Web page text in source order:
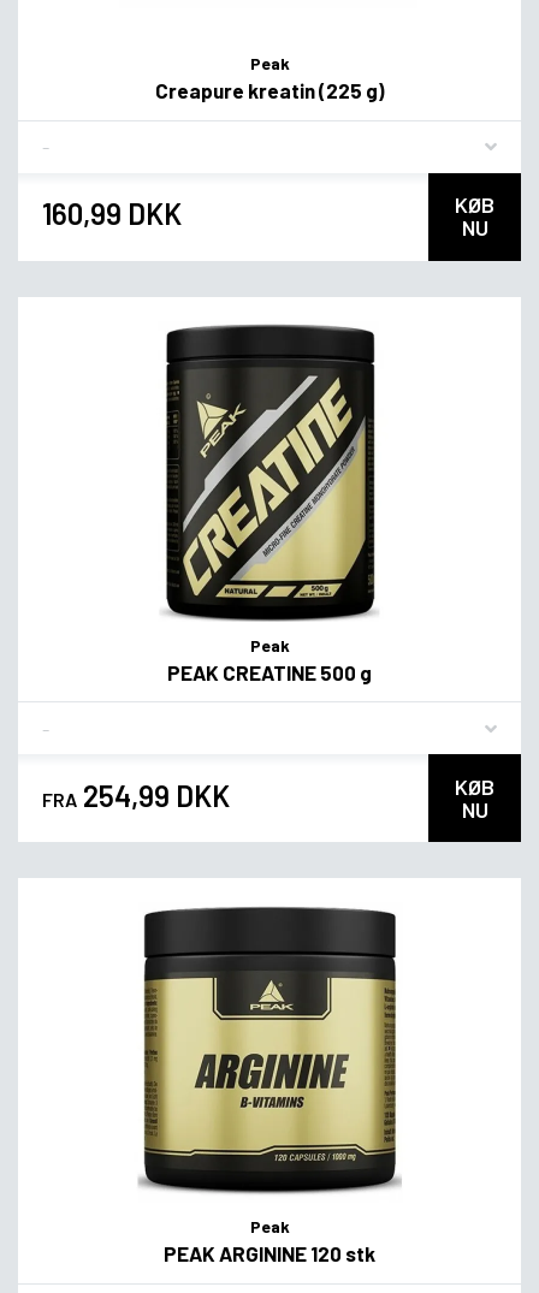
Peak
Creapure kreatin (225 g)
160,99 DKK
KØB
NU
Peak
PEAK CREATINE 500 g
FRA 254,99 DKK
KØB
NU
Peak
PEAK ARGININE 120 stk